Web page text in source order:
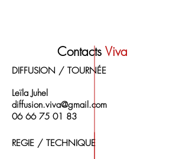
Contacts Viva
DIFFUSION / TOURNÉE
Leïla Juhel
diffusion.viva@gmail.com
06 66 75 01 83
REGIE / TECHNIQUE